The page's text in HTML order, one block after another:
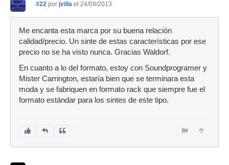
#22 por jvilla el 24/09/2013
Me encanta esta marca por su buena relación
calidad/precio. Un sinte de estas características por ese
precio no se ha visto nunca. Gracias Waldorf.
En cuanto a lo del formato, estoy con Soundprogramer y
Mister Carrington, estaría bien que se terminara esta
moda y se fabriquen en formato rack que siempre fue el
formato estándar para los sintes de este tipo.